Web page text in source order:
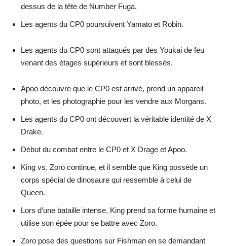
dessus de la tête de Number Fuga.
Les agents du CP0 poursuivent Yamato et Robin.
Les agents du CP0 sont attaqués par des Youkai de feu
venant des étages supérieurs et sont blessés.
Apoo découvre que le CP0 est arrivé, prend un appareil
photo, et les photographie pour les vendre aux Morgans.
Les agents du CP0 ont découvert la véritable identité de X
Drake.
Début du combat entre le CP0 et X Drage et Apoo.
King vs. Zoro continue, et il semble que King possède un
corps spécial de dinosaure qui ressemble à celui de
Queen.
Lors d’une bataille intense, King prend sa forme humaine et
utilise son épée pour se battre avec Zoro.
Zoro pose des questions sur Fishman en se demandant